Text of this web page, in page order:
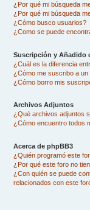
¿Por qué mi búsqueda
¿Por qué mi búsqueda
¿Cómo busco usuarios?
¿Como se puede
Suscripción y Añadido
¿Cuál es la diferencia
¿Cómo me suscribo a
¿Cómo borro mis
Archivos Adjuntos
¿Qué archivos adjuntos
¿Cómo encuentro todos
Acerca de phpBB3
¿Quién programó este
¿Por qué este foro no
¿Con quién se puede
relacionados con este